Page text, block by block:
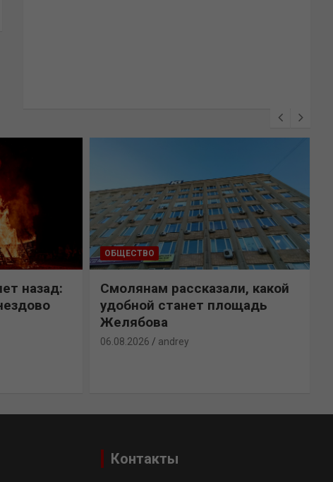
назад:
ОБЩЕСТВО
Смолянам рассказали, какой
удобной станет площадь
Желябова
06.08.2026 andrey
Контакты